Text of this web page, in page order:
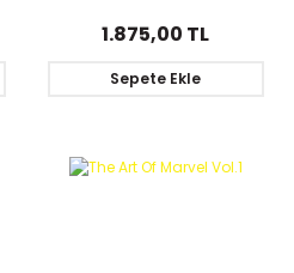
1.875,00 TL
Sepete Ekle